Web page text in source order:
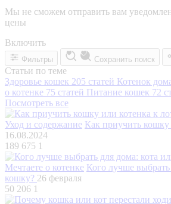
Мы не сможем отправить вам
цены
Включить
Фильтры Сохранить поиск
Статьи по теме
Здоровье кошек 205 статей Котенок
о котенке 75 статей Питание кошек 72
Посмотреть все
Уход и содержание Как приучить кошку
16.08.2024
189 675 1
Мечтаете о котенке Кого лучше
кошку? 26 февраля
50 206 1